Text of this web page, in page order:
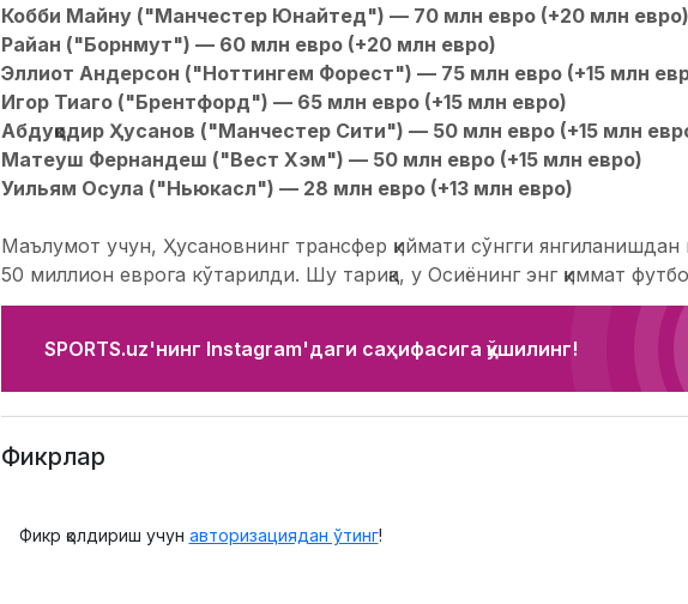
Кобби Майну ("Манчестер Юнайтед") — 70 млн евро (+20 млн евро)
Райан ("Борнмут") — 60 млн евро (+20 млн евро)
Эллиот Андерсон ("Ноттингем Форест") — 75 млн евро (+15 млн
Игор Тиаго ("Брентфорд") — 65 млн евро (+15 млн евро)
Абдуқодир Ҳусанов ("Манчестер Сити") — 50 млн евро (+15 млн
Матеуш Фернандеш ("Вест Хэм") — 50 млн евро (+15 млн евро)
Уильям Осула ("Ньюкасл") — 28 млн евро (+13 млн евро)
Маълумот учун, Ҳусановнинг трансфер қиймати сўнгги
50 миллион еврога кўтарилди. Шу тариқа, у Осиёнинг энг қиммат
SPORTS.uz'нинг Instagram'даги саҳифасига қўшилинг!
Фикрлар
Фикр қолдириш учун авторизациядан ўтинг!